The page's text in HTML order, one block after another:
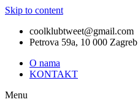
Skip to content
coolklubtweet@gmail.com
Petrova 59a, 10 000 Zagreb
O nama
KONTAKT
Menu